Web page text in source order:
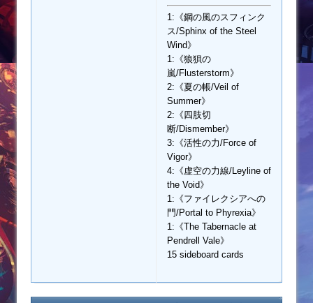
1:《鋼の風のスフィンク
ス/Sphinx of the Steel
Wind》
1:《狼狽の
嵐/Flusterstorm》
2:《夏の帳/Veil of
Summer》
2:《四肢切
断/Dismember》
3:《活性の力/Force of
Vigor》
4:《虚空の力線/Leyline of
the Void》
1:《ファイレクシアへの
門/Portal to Phyrexia》
1:《The Tabernacle at
Pendrell Vale》
15 sideboard cards